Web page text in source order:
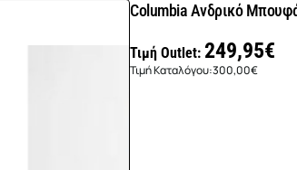
Columbia Ανδρικό
Τιμή Outlet: 249,95€
Τιμή Καταλόγου:300,00€